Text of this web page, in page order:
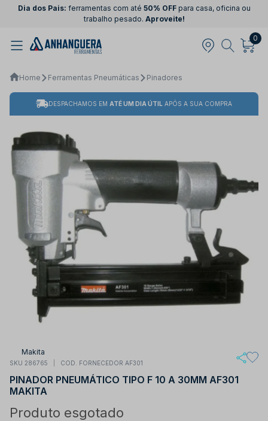
Dia dos Pais: ferramentas com até 50% OFFpara casa, oficina ou
trabalho pesado. Aproveite!
0
Home Ferramentas Pneumáticas Pinadores
DESPACHAMOS EM ATÉ UM DIA ÚTIL APÓS A SUA COMPRA
Makita
SKU 286765 COD. FORNECEDOR AF301
PINADOR PNEUMÁTICO TIPO F 10 A 30MM AF301
MAKITA
Produto esgotado